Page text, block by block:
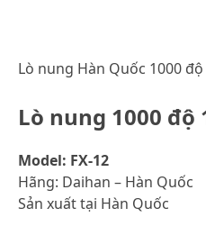
Lò nung Hàn Quốc 1000 độ
Lò nung 1000 độ
Model: FX-12
Hãng: Daihan – Hàn Quốc
Sản xuất tại Hàn Quốc